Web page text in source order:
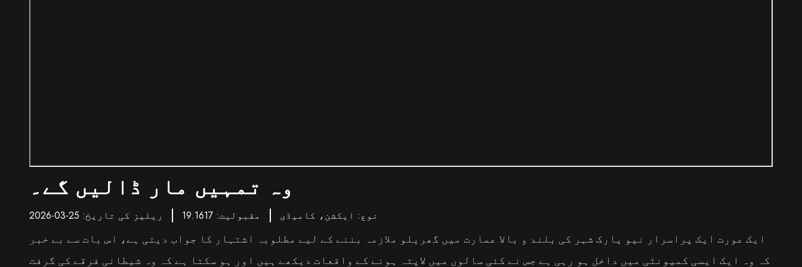
وہ تمہیں مار ڈالیں گے۔
ریلیز کی تاریخ: 25-03-2026 مقبولیت: 19.1617 نوع: ایکشن، کامیڈی
ایک عورت ایک پراسرار نیو یارک شہر کی بلند و بالا عمارت میں گھریلو ملازمہ بننے کے لیے مطلوبہ اشتہار کا جواب دیتی ہے، اس بات سے بے خبر
کہ وہ ایک ایسی کمیونٹی میں داخل ہو رہی ہے جس نے کئی سالوں میں لاپتہ ہونے کے واقعات دیکھے ہیں اور ہو سکتا ہے کہ وہ شیطانی فرقے کی گرفت